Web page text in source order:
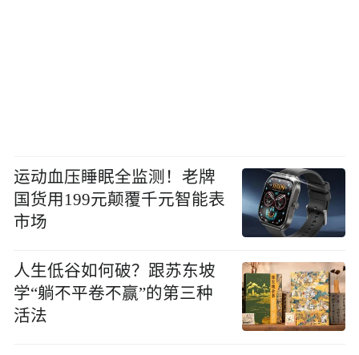
运动血压睡眠全监测！老牌
国货用199元颠覆千元智能表
市场
人生低谷如何破？跟苏东坡
学“躺不平卷不赢”的第三种
活法